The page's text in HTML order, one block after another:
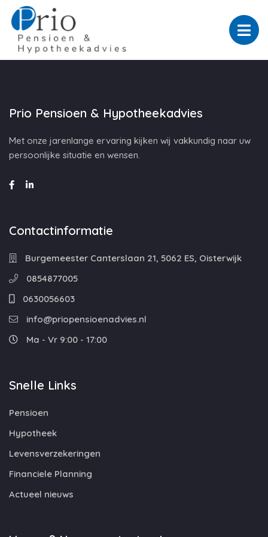
Prio Pensioen & Hypotheekadvies
Met onze jarenlange ervaring kijken wij vakkundig naar uw
persoonlijke situatie en wensen.
Contactinformatie
Burgemeester Canterslaan 21, 5062 ES, Oisterwijk
0854877005
0630056603
info@priopensioenadvies.nl
Ma - Vr 9:00 - 17:00
Snelle Links
Pensioen
Hypotheek
Levensverzekeringen
Financiele Planning
Actueel nieuws